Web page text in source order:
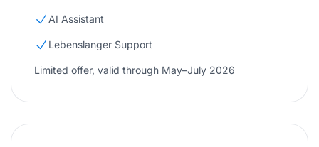
AI Assistant
Lebenslanger Support
Limited offer, valid through May–July 2026